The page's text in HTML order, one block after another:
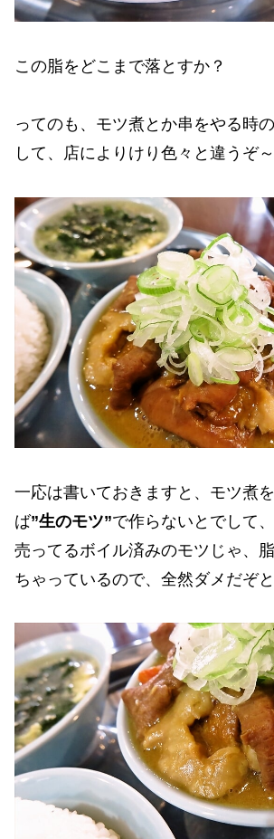
この脂をどこまで落とすか？
ってのも、モツ煮とか串をやる時
して、店によりけり色々と違うぞ～
一応は書いておきますと、モツ煮
ば”生のモツ”で作らないとでして
売ってるボイル済みのモツじゃ、
ちゃっているので、全然ダメだぞと